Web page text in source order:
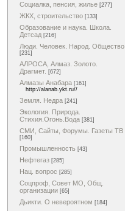
Социалка, пенсия, жилье [277]
ЖКХ, строительство [133]
Образование и наука. Школа.
Детсад [216]
Люди. Человек. Народ. Общество
[231]
АЛРОСА, Алмаз. Золото.
Драгмет. [672]
Алмазы Анабара [161]
http://alanab.ykt.ru//
Земля. Недра [241]
Экология. Природа.
Стихия.Огонь.Вода [381]
СМИ, Сайты, Форумы. Газеты ТВ
[160]
Промышленность [43]
Нефтегаз [285]
Нац. вопрос [285]
Соцпроф, Совет МО, Общ.
организации [65]
Дьикти. О невероятном [184]